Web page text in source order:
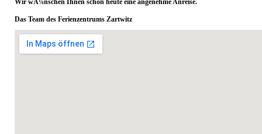
Wir wÃ¼nschen Ihnen schon heute eine angenehme Anreise.
Das Team des Ferienzentrums Zartwitz